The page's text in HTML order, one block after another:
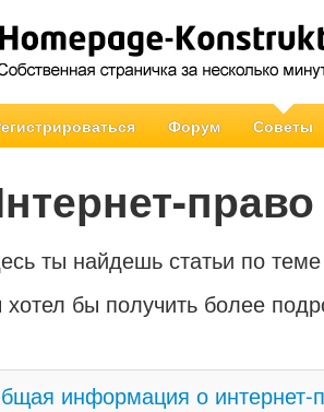
Форум Советы
право
ты найдешь статьи по
бы получить более
информация о интернет-